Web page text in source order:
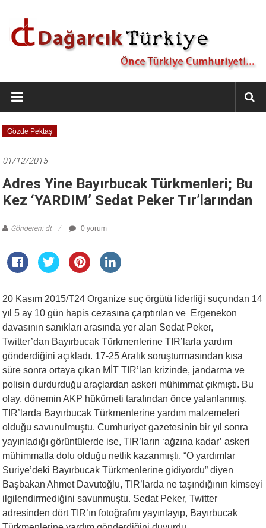
Dağarcık
Türkiye
Önce
Türkiye
Gözde Pektaş
01/12/2015
Adres Yine Bayırbucak Türkmenleri; Bu
Kez ‘YARDIM’ Sedat Peker Tır’larından
Gönderen: dt 0 yorum
20 Kasım 2015/T24 Organize suç örgütü liderliği suçundan 14
yıl 5 ay 10 gün hapis cezasına çarptırılan ve Ergenekon
davasının sanıkları arasında yer alan Sedat Peker,
Twitter’dan Bayırbucak Türkmenlerine TIR’larla yardım
gönderdiğini açıkladı. 17-25 Aralık soruşturmasından kısa
süre sonra ortaya çıkan MİT TIR’ları krizinde, jandarma ve
polisin durdurduğu araçlardan askeri mühimmat çıkmıştı. Bu
olay, dönemin AKP hükümeti tarafından önce yalanlanmış,
TIR’larda Bayırbucak Türkmenlerine yardım malzemeleri
olduğu savunulmuştu. Cumhuriyet gazetesinin bir yıl sonra
yayınladığı görüntülerde ise, TIR’ların ‘ağzına kadar’ askeri
mühimmatla dolu olduğu netlik kazanmıştı. “O yardımlar
Suriye’deki Bayırbucak Türkmenlerine gidiyordu” diyen
Başbakan Ahmet Davutoğlu, TIR’larda ne taşındığının kimseyi
ilgilendirmediğini savunmuştu. Sedat Peker, Twitter
adresinden dört TIR’ın fotoğrafını yayınlayıp, Bayırbucak